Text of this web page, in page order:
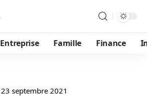
Entreprise Famille Finance
23 septembre 2021